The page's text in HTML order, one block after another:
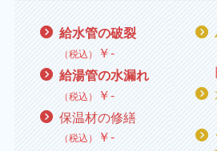
給水管の破裂
（税込） ￥‐
給湯管の水漏れ
（税込） ￥‐
保温材の修繕
（税込） ￥‐